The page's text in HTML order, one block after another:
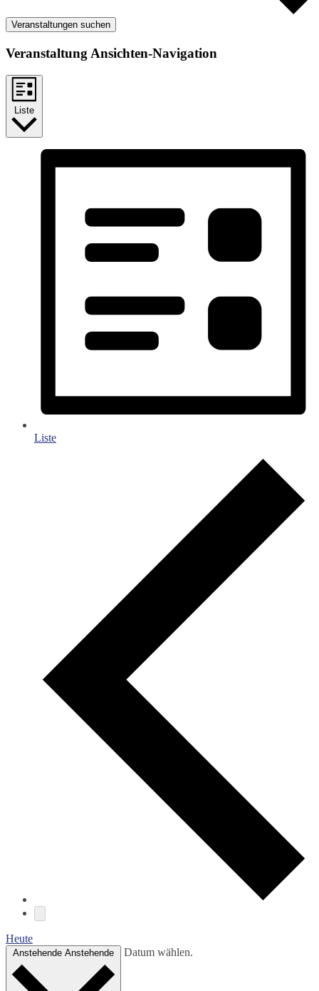
Veranstaltungen suchen
Veranstaltung Ansichten-Navigation
Liste
Liste
Heute
Anstehende Anstehende Datum wählen.